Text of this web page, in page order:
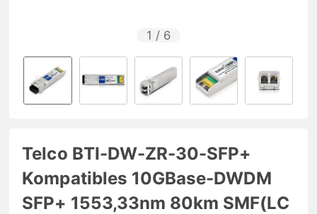
1 / 6
Telco BTI-DW-ZR-30-SFP+
Kompatibles 10GBase-DWDM
SFP+ 1553,33nm 80km SMF(LC